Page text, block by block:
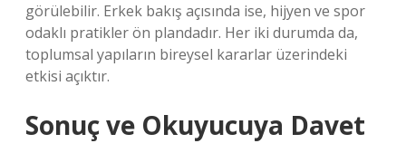
görülebilir. Erkek bakış açısında ise, hijyen ve spor
odaklı pratikler ön plandadır. Her iki durumda da,
toplumsal yapıların bireysel kararlar üzerindeki
etkisi açıktır.
Sonuç ve Okuyucuya Davet